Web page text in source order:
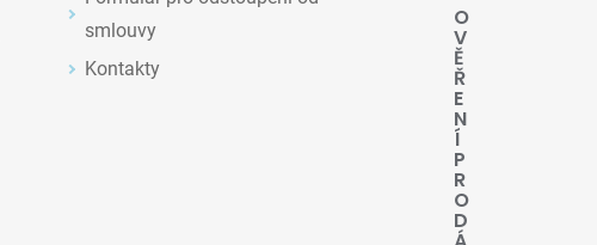
smlouvy
Kontakty
O
V
Ě
Ř
E
N
Í
P
R
O
D